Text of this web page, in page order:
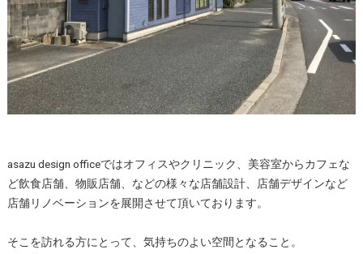
asazu design officeではオフィスやクリニック、美容室からカフェな
ど飲食店舗、物販店舗、などの様々な店舗設計、店舗デザインなど
店舗リノベーションを展開させて頂いております。
そこを訪れる方にとって、気持ちのよい空間となること。